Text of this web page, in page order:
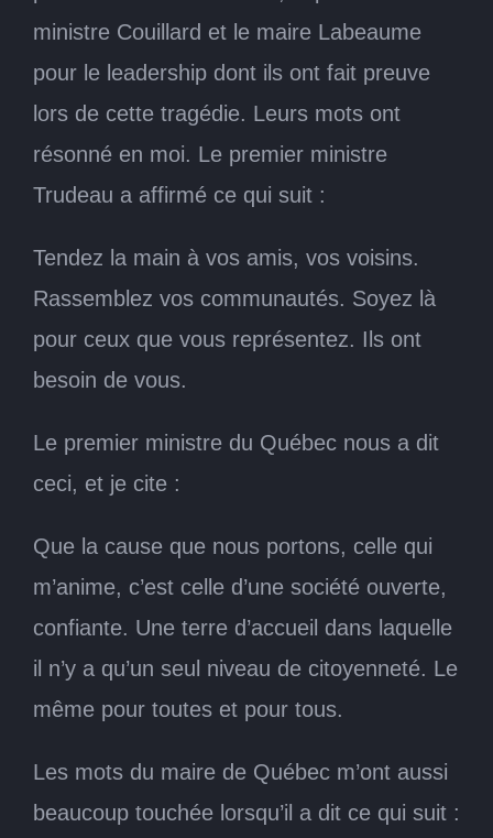
ministre Couillard et le maire Labeaume
pour le leadership dont ils ont fait preuve
lors de cette tragédie. Leurs mots ont
résonné en moi. Le premier ministre
Trudeau a affirmé ce qui suit :
Tendez la main à vos amis, vos voisins.
Rassemblez vos communautés. Soyez là
pour ceux que vous représentez. Ils ont
besoin de vous.
Le premier ministre du Québec nous a dit
ceci, et je cite :
Que la cause que nous portons, celle qui
m’anime, c’est celle d’une société ouverte,
confiante. Une terre d’accueil dans laquelle
il n’y a qu’un seul niveau de citoyenneté. Le
même pour toutes et pour tous.
Les mots du maire de Québec m’ont aussi
beaucoup touchée lorsqu’il a dit ce qui suit :